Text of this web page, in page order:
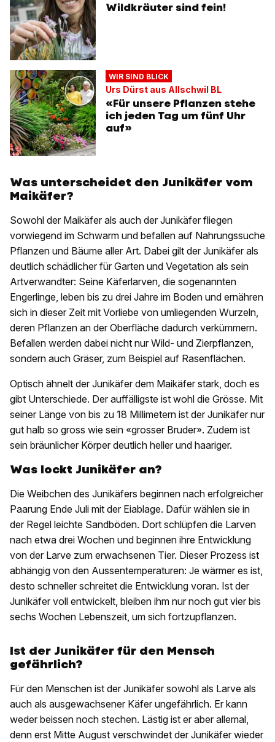
Wildkräuter sind fein!
WIR SIND BLICK
Urs Dürst aus Allschwil BL
«Für unsere Pflanzen stehe
ich jeden Tag um fünf Uhr
auf»
Was unterscheidet den Junikäfer vom
Maikäfer?
Sowohl der Maikäfer als auch der Junikäfer fliegen
vorwiegend im Schwarm und befallen auf Nahrungssuche
Pflanzen und Bäume aller Art. Dabei gilt der Junikäfer als
deutlich schädlicher für Garten und Vegetation als sein
Artverwandter: Seine Käferlarven, die sogenannten
Engerlinge, leben bis zu drei Jahre im Boden und ernähren
sich in dieser Zeit mit Vorliebe von umliegenden Wurzeln,
deren Pflanzen an der Oberfläche dadurch verkümmern.
Befallen werden dabei nicht nur Wild- und Zierpflanzen,
sondern auch Gräser, zum Beispiel auf Rasenflächen.
Optisch ähnelt der Junikäfer dem Maikäfer stark, doch es
gibt Unterschiede. Der auffälligste ist wohl die Grösse. Mit
seiner Länge von bis zu 18 Millimetern ist der Junikäfer nur
gut halb so gross wie sein «grosser Bruder». Zudem ist
sein bräunlicher Körper deutlich heller und haariger.
Was lockt Junikäfer an?
Die Weibchen des Junikäfers beginnen nach erfolgreicher
Paarung Ende Juli mit der Eiablage. Dafür wählen sie in
der Regel leichte Sandböden. Dort schlüpfen die Larven
nach etwa drei Wochen und beginnen ihre Entwicklung
von der Larve zum erwachsenen Tier. Dieser Prozess ist
abhängig von den Aussentemperaturen: Je wärmer es ist,
desto schneller schreitet die Entwicklung voran. Ist der
Junikäfer voll entwickelt, bleiben ihm nur noch gut vier bis
sechs Wochen Lebenszeit, um sich fortzupflanzen.
Ist der Junikäfer für den Mensch
gefährlich?
Für den Menschen ist der Junikäfer sowohl als Larve als
auch als ausgewachsener Käfer ungefährlich. Er kann
weder beissen noch stechen. Lästig ist er aber allemal,
denn erst Mitte August verschwindet der Junikäfer wieder